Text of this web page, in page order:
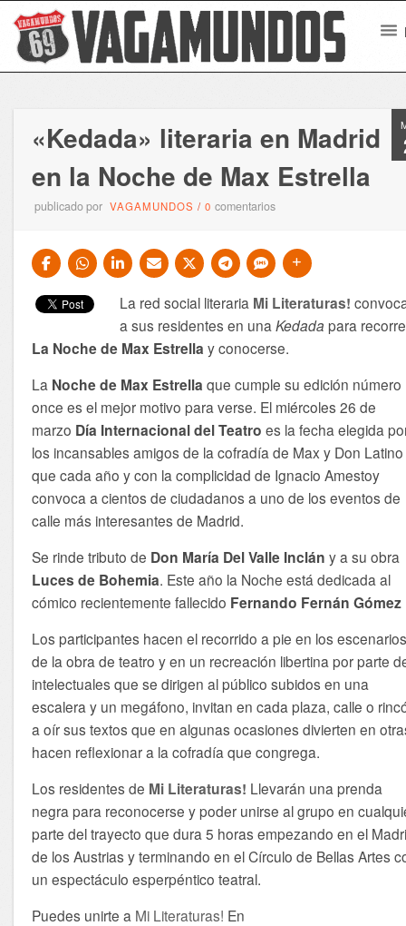
«Kedada» literaria en Madrid
en la Noche de Max Estrella
publicado por VAGAMUNDOS /0comentarios
La red social literaria Mi Literaturas!
a sus residentes en unaKedada para
La Noche de Max Estrellay conocerse.
La Noche de Max Estrella que cumple su edición número
once es el mejor motivo para verse. El miércoles 26 de
marzo Día Internacional del Teatro es la fecha elegida
los incansables amigos de la cofradía de Max y Don Latino
que cada año y con la complicidad de Ignacio Amestoy
convoca a cientos de ciudadanos a uno de los eventos de
calle más interesantes de Madrid.
Se rinde tributo de Don María Del Valle Inclán y a su obra
Luces de Bohemia. Este año la Noche está dedicada al
cómico recientemente fallecido Fernando Fernán Gómez
Los participantes hacen el recorrido a pie en los
de la obra de teatro y en un recreación libertina por parte
intelectuales que se dirigen al público subidos en una
escalera y un megáfono, invitan en cada plaza, calle o
a oír sus textos que en algunas ocasiones divierten en
hacen reflexionar a la cofradía que congrega.
Los residentes de Mi Literaturas! Llevarán una prenda
negra para reconocerse y poder unirse al grupo en
parte del trayecto que dura 5 horas empezando en el
de los Austrias y terminando en el Círculo de Bellas Artes
un espectáculo esperpéntico teatral.
Puedes unirte a Mi Literaturas! En